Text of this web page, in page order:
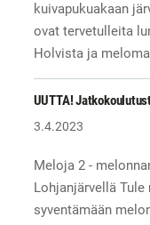
kuivapukuakaan
ovat tervetulleita
Holvista ja
UUTTA!
3.4.2023
Meloja 2 -
Lohjanjärvellä
syventämään